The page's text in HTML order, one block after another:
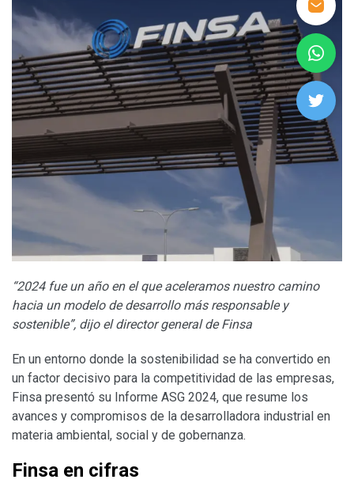
“2024 fue un año en el que aceleramos nuestro camino
hacia un modelo de desarrollo más responsable y
sostenible”, dijo el director general de Finsa
En un entorno donde la sostenibilidad se ha convertido en
un factor decisivo para la competitividad de las empresas,
Finsa presentó su Informe ASG 2024, que resume los
avances y compromisos de la desarrolladora industrial en
materia ambiental, social y de gobernanza.
Finsa en cifras